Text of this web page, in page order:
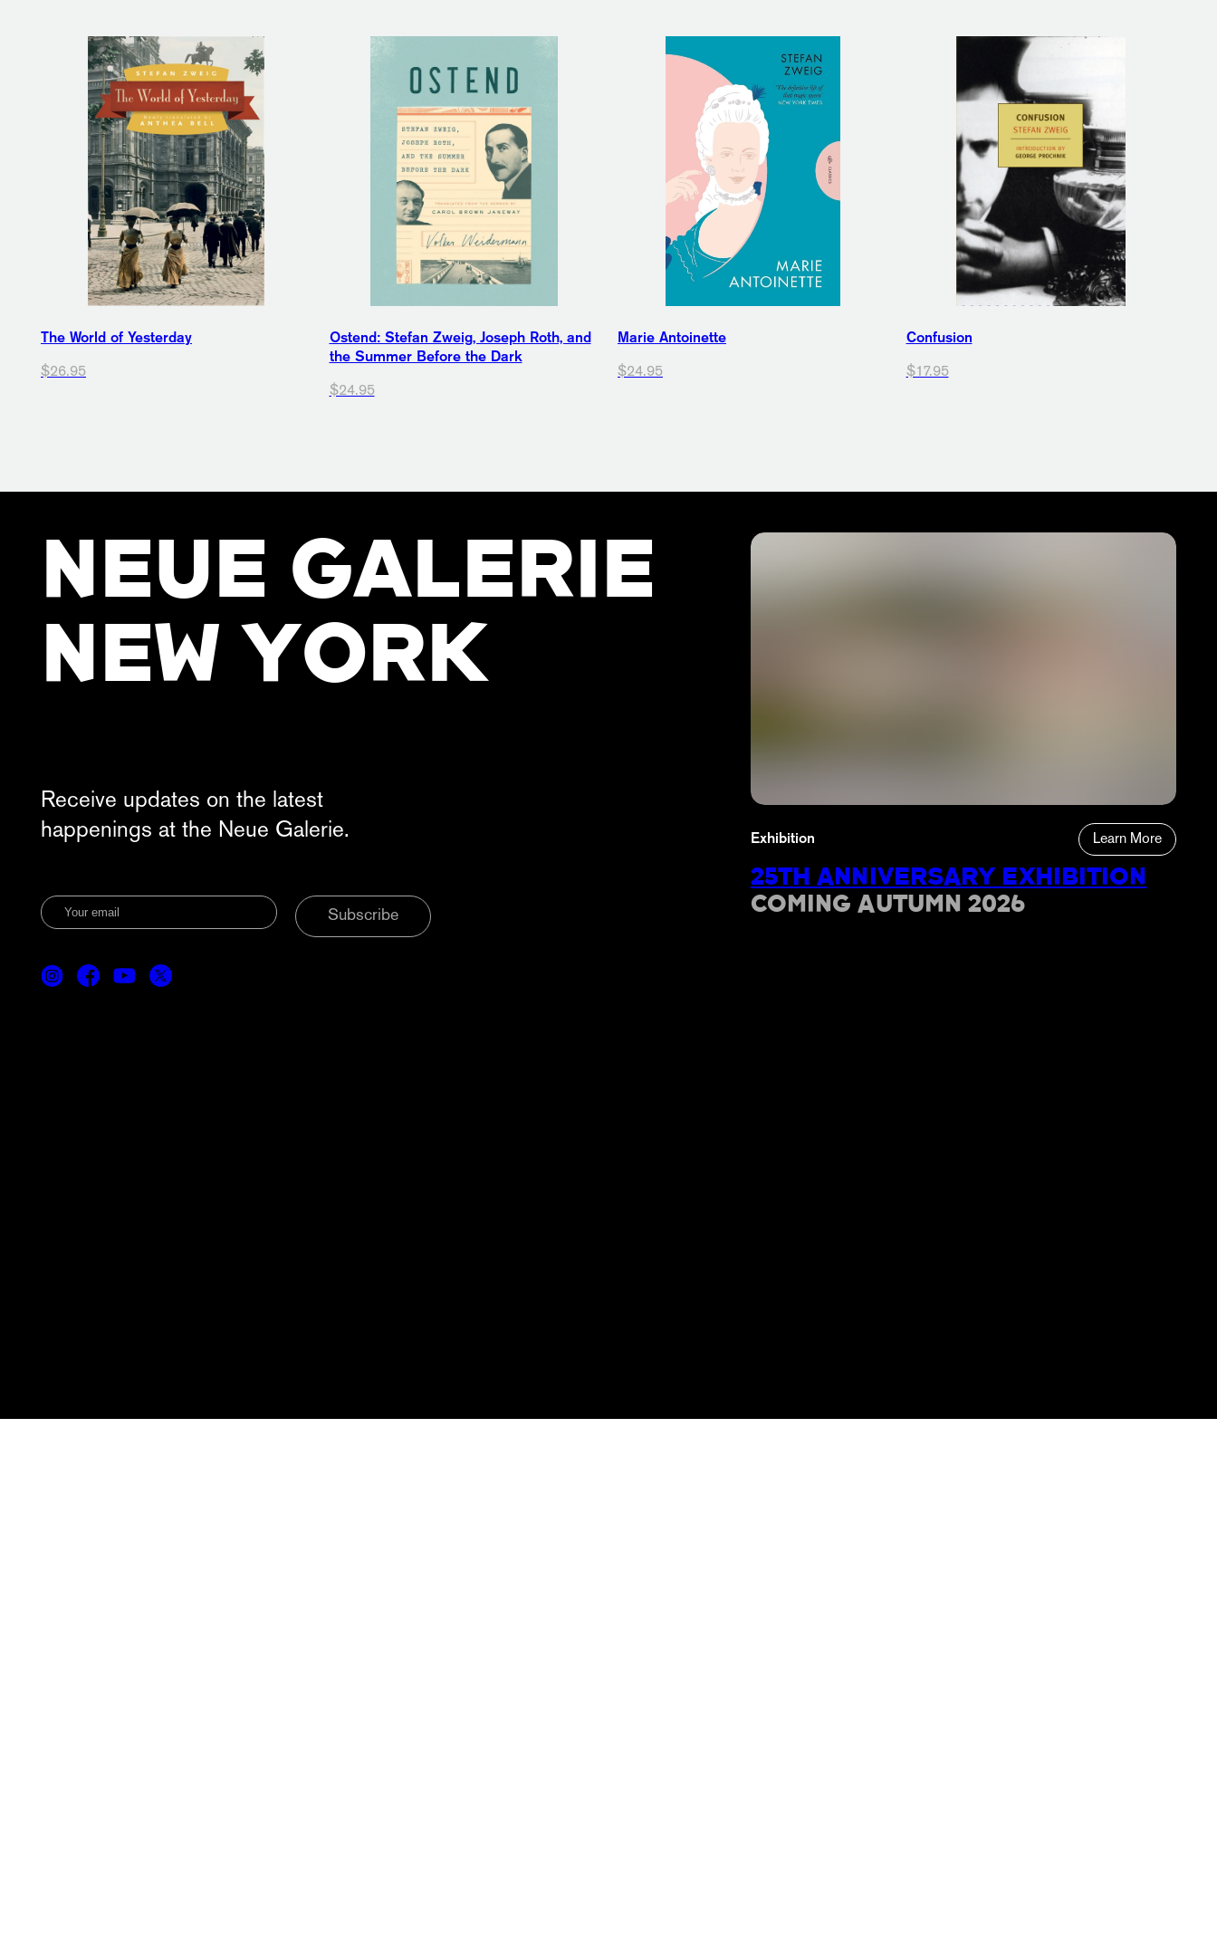
The World of Yesterday
$26.95
Ostend: Stefan Zweig, Joseph Roth, and
the Summer Before the Dark
$24.95
Marie Antoinette
$24.95
Confusion
$17.95
NEUE GALERIE
NEW YORK
Receive updates on the latest
happenings at the Neue Galerie.
Subscribe
Exhibition Learn More
25TH ANNIVERSARY EXHIBITION
COMING AUTUMN 2026